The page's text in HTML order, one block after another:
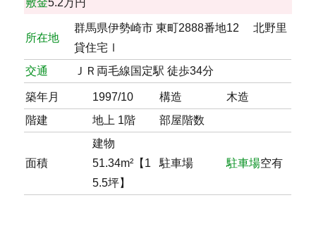
敷金5.2万円
所在地
群馬県伊勢崎市 東町2888番地12 北野里
貸住宅Ⅰ
交通
ＪＲ両毛線国定駅 徒歩34分
築年月 1997/10 構造
木造
階建
地上 1階 部屋階数
面積
建物
51.34m²【1
5.5坪】
駐車場 駐車場空有